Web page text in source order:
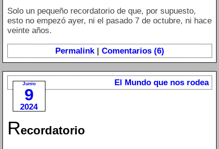
Solo un pequeño recordatorio de que, por supuesto,
esto no empezó ayer, ni el pasado 7 de octubre, ni hace
veinte años.
Permalink| Comentarios (6)
Junio
9
2024
El Mundo que nos rodea
Recordatorio